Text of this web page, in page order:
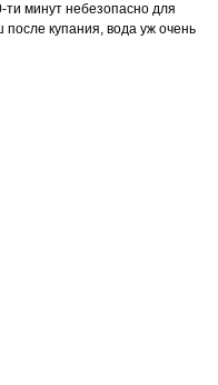
минут небезопасно для
купания, вода уж очень